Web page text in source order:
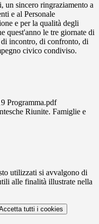
un sincero ringraziamento a
e al Personale
e per la qualità degli
quest'anno le tre giornate di
incontro, di confronto, di
civico condiviso.
Programma.pdf
Riunite. Famiglie e
utilizzati si avvalgono di
alle finalità illustrate nella
tutti i cookies